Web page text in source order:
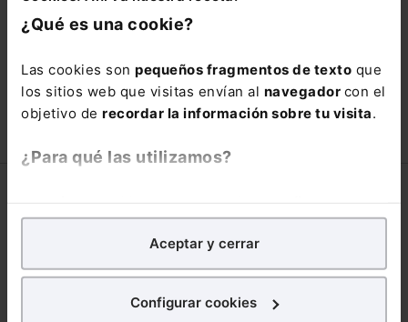
¿Qué es una cookie?
Las cookies son pequeños fragmentos de texto que
los sitios web que visitas envían al navegador con el
objetivo de recordar la información sobre tu visita.
¿Para qué las utilizamos?
analíticospara tratar demejorar tu experienciaen
nuestra página web. También con fines publicitarios,
para poder mostrarte publicidad y contenidos de tu
Aceptar y cerrar
Configurar cookies
está oportunidad y adquiere tu acceso
con un25% de descuento
110,00€ 66,00€
COMPRAR
Trabaja con nosotros